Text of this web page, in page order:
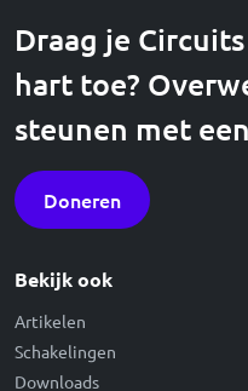
Draag je
hart toe?
steunen met
Doneren
Bekijk ook
Artikelen
Schakelingen
Downloads